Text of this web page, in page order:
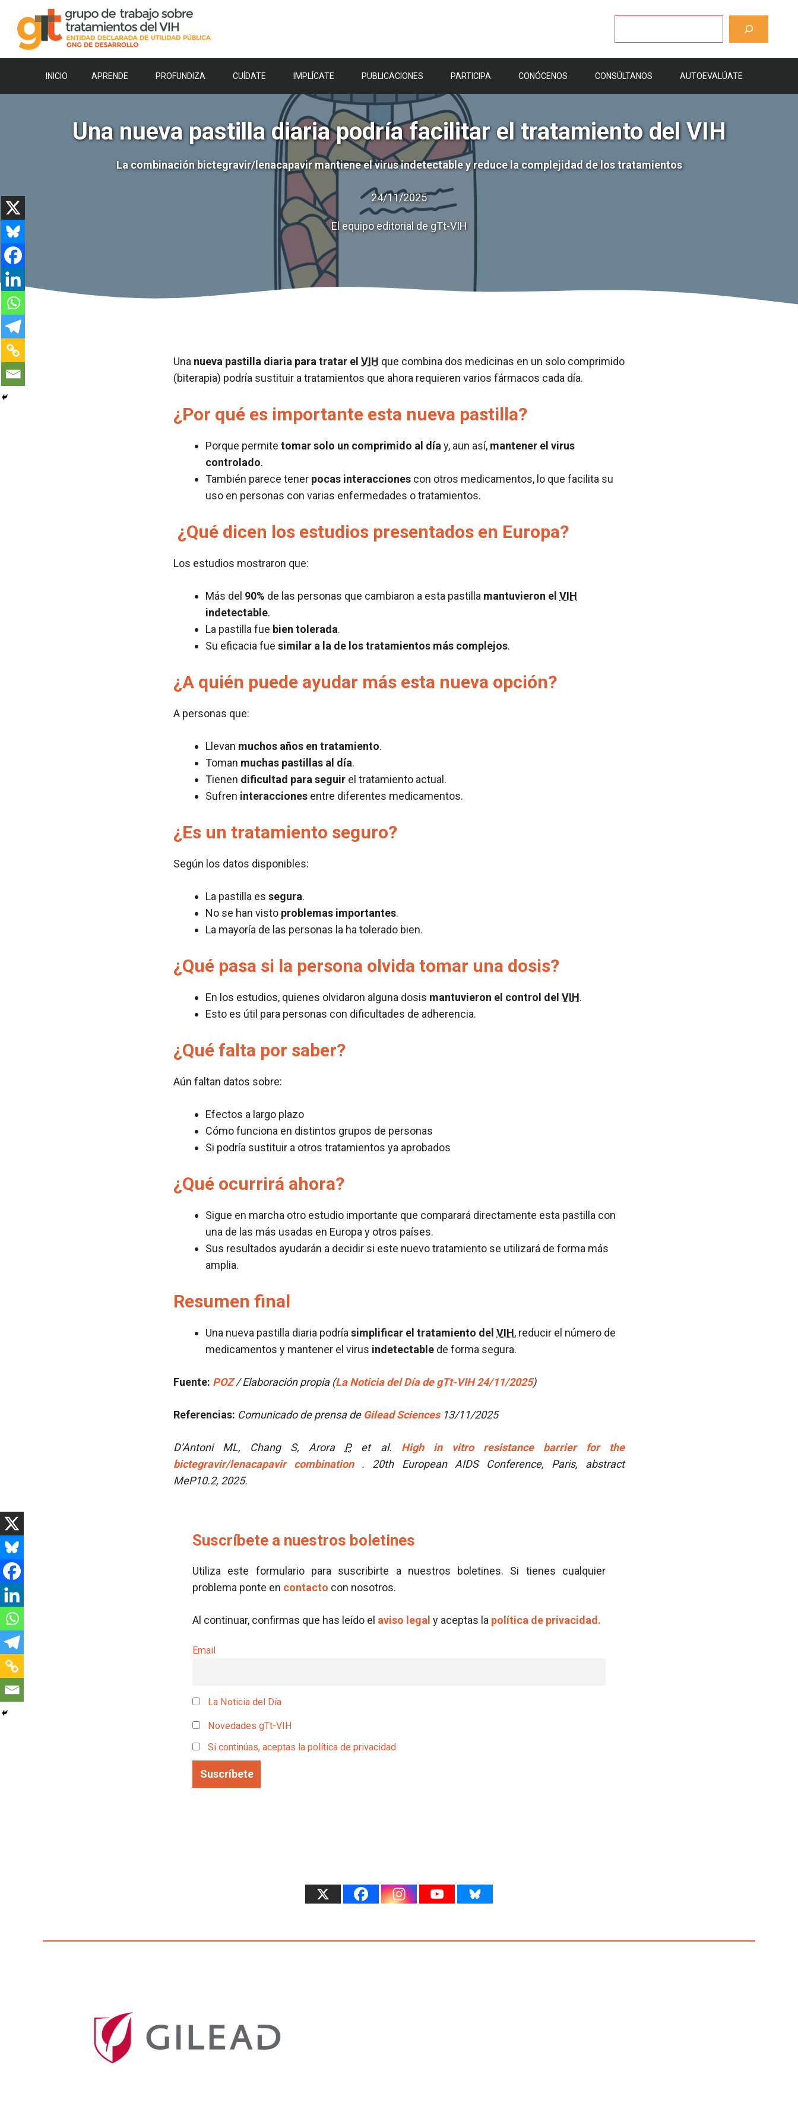
contenido
INICIO APRENDE PROFUNDIZA CUÍDATE IMPLÍCATE PUBLICACIONES PARTICIPA CONÓCENOS CONSÚLTANOS AUTOEVALÚATE
Una nueva pastilla diaria podría facilitar el tratamiento del VIH
La combinación bictegravir/lenacapavir mantiene el virus indetectable y reduce la complejidad de los tratamientos
24/11/2025
El equipo editorial de gTt-VIH
Una nueva pastilla diaria para tratar el VIH que combina dos medicinas en un solo comprimido
(biterapia) podría sustituir a tratamientos que ahora requieren varios fármacos cada día.
¿Por qué es importante esta nueva pastilla?
Porque permite tomar solo un comprimido al día y, aun así, mantener el virus
controlado.
También parece tener pocas interacciones con otros medicamentos, lo que facilita su
uso en personas con varias enfermedades o tratamientos.
¿Qué dicen los estudios presentados en Europa?
Los estudios mostraron que:
Más del 90% de las personas que cambiaron a esta pastilla mantuvieron el VIH
indetectable.
La pastilla fue bien tolerada.
Su eficacia fue similar a la de los tratamientos más complejos.
¿A quién puede ayudar más esta nueva opción?
A personas que:
Llevan muchos años en tratamiento.
Toman muchas pastillas al día.
Tienen dificultad para seguir el tratamiento actual.
Sufren interacciones entre diferentes medicamentos.
¿Es un tratamiento seguro?
Según los datos disponibles:
La pastilla es segura.
No se han visto problemas importantes.
La mayoría de las personas la ha tolerado bien.
¿Qué pasa si la persona olvida tomar una dosis?
En los estudios, quienes olvidaron alguna dosis mantuvieron el control del VIH.
Esto es útil para personas con dificultades de adherencia.
¿Qué falta por saber?
Aún faltan datos sobre:
Efectos a largo plazo
Cómo funciona en distintos grupos de personas
Si podría sustituir a otros tratamientos ya aprobados
¿Qué ocurrirá ahora?
Sigue en marcha otro estudio importante que comparará directamente esta pastilla con
una de las más usadas en Europa y otros países.
Sus resultados ayudarán a decidir si este nuevo tratamiento se utilizará de forma más
amplia.
Resumen final
Una nueva pastilla diaria podría simplificar el tratamiento del VIH, reducir el número de
medicamentos y mantener el virus indetectable de forma segura.
Fuente: POZ/ Elaboración propia (La Noticia del Día de gTt-VIH 24/11/2025)
Referencias: Comunicado de prensa de Gilead Sciences13/11/2025
D’Antoni ML, Chang S, Arora P, et al. High in vitro resistance barrier for the
bictegravir/lenacapavir combination. 20th European AIDS Conference, Paris, abstract
MeP10.2, 2025.
Suscríbete a nuestros boletines
Utiliza este formulario para suscribirte a nuestros boletines. Si tienes cualquier
problema ponte en contacto con nosotros.
Al continuar, confirmas que has leído el aviso legal y aceptas la política de privacidad.
Email
La Noticia del Día
Novedades gTt-VIH
Si continúas, aceptas la política de privacidad